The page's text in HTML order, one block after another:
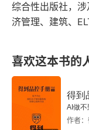
第19章 把官员
第20章 未来的
第21章 管理上
第22章 困扰美
资金使用的效
和服务领域，
是一个令人震
综合性出版社，
济管理、建筑、
喜欢这本书的
得到
AI做不
作者